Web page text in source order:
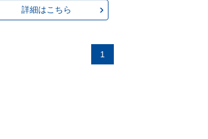
詳細はこちら
1